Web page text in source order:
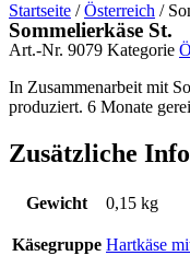
Startseite /Österreich /
Sommelierkäse St.
Art.-Nr. 9079 Kategorie
In Zusammenarbeit mit
produziert. 6 Monate
Zusätzliche
Gewicht 0,15 kg
Käsegruppe Hartkäse